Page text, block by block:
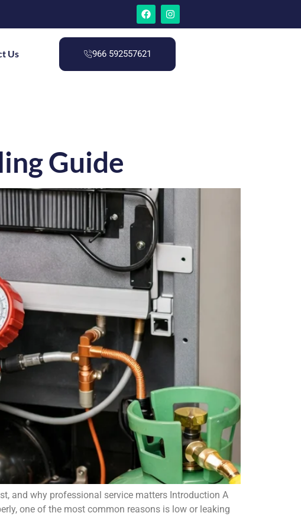
Us 966 592557621
Guide
and why professional service matters Introduction A
one of the most common reasons is low or leaking